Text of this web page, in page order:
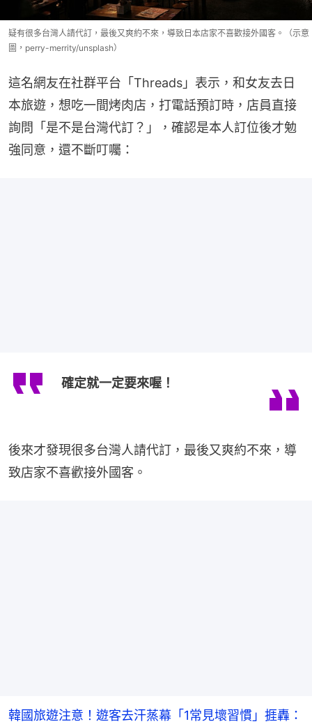
疑有很多台灣人請代訂，最後又爽約不來，導致日本店家不喜歡接外國客。（示意
圖，perry-merrity/unsplash）
這名網友在社群平台「Threads」表示，和女友去日
本旅遊，想吃一間烤肉店，打電話預訂時，店員直接
詢問「是不是台灣代訂？」，確認是本人訂位後才勉
強同意，還不斷叮囑：
確定就一定要來喔！
後來才發現很多台灣人請代訂，最後又爽約不來，導
致店家不喜歡接外國客。
韓國旅遊注意！遊客去汗蒸幕「1常見壞習慣」捱轟：